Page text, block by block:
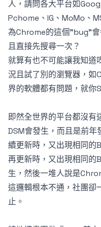
人，請問各大平台如
Pchome、IG、MoMo、
為Chrome的這個"bug"
且直接先搜尋一次？
就算有也不可能讓我知道
況且試了別的瀏覽器，如
界的軟體都有問題，就
即然全世界的平台都沒
DSM會發生，而且是前
續更新時，又出現相同的
再更新時，又出現相同的
生，然後一堆人說是
這邏輯根本不通，社團卻
止。